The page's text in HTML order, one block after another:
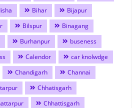
Bihar
Bijapur
Bilspur
Binagang
Burhanpur
buseness
Calendor
car knolwdge
Chandigarh
Channai
Chhatisgarh
Chhattisgarh